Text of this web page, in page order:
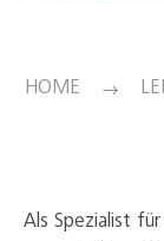
HOME
Als Spezialist